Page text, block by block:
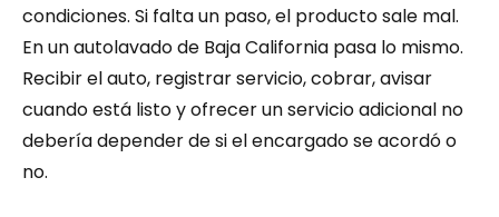
condiciones. Si falta un paso, el producto sale mal.
En un autolavado de Baja California pasa lo mismo.
Recibir el auto, registrar servicio, cobrar, avisar
cuando está listo y ofrecer un servicio adicional no
debería depender de si el encargado se acordó o
no.